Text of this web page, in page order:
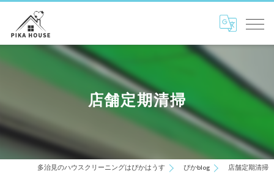
店舗定期清掃
多治見のハウスクリーニングはぴかはうす ぴかblog 店舗定期清掃